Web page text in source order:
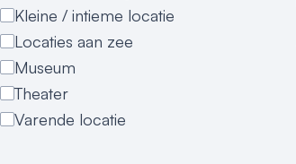
Kleine / intieme locatie
Locaties aan zee
Museum
Theater
Varende locatie